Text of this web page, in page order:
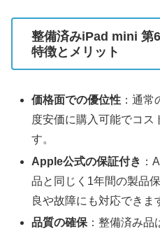
整備済みiPad mini 第
特徴とメリット
価格面での優位性 ：通
度安価に購入可能でコス
す。
Apple公式の保証付き ：
品と同じく1年間の製品
良や故障にも対応できま
品質の確保 ：整備済み